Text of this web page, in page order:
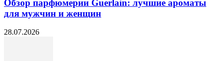
Обзор парфюмерии Guerlain: лучшие ароматы
для мужчин и женщин
28.07.2026